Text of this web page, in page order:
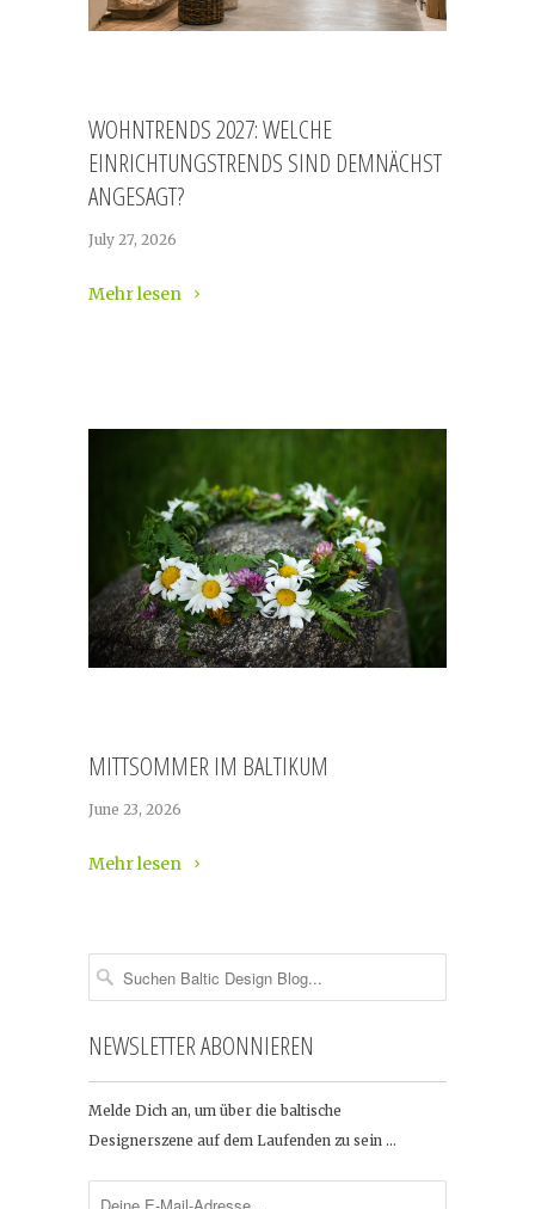
WOHNTRENDS 2027: WELCHE
EINRICHTUNGSTRENDS SIND DEMNÄCHST
ANGESAGT?
July 27, 2026
Mehr lesen
MITTSOMMER IM BALTIKUM
June 23, 2026
Mehr lesen
NEWSLETTER ABONNIEREN
Melde Dich an, um über die baltische
Designerszene auf dem Laufenden zu sein …